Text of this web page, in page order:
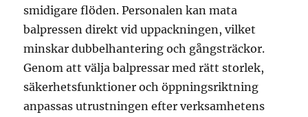
smidigare flöden. Personalen kan mata
balpressen direkt vid uppackningen, vilket
minskar dubbelhantering och gångsträckor.
Genom att välja balpressar med rätt storlek,
säkerhetsfunktioner och öppningsriktning
anpassas utrustningen efter verksamhetens